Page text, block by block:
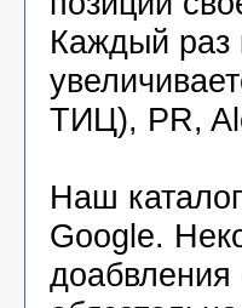
Каждый раз
ТИЦ), PR,
Наш
Google.
доабвления